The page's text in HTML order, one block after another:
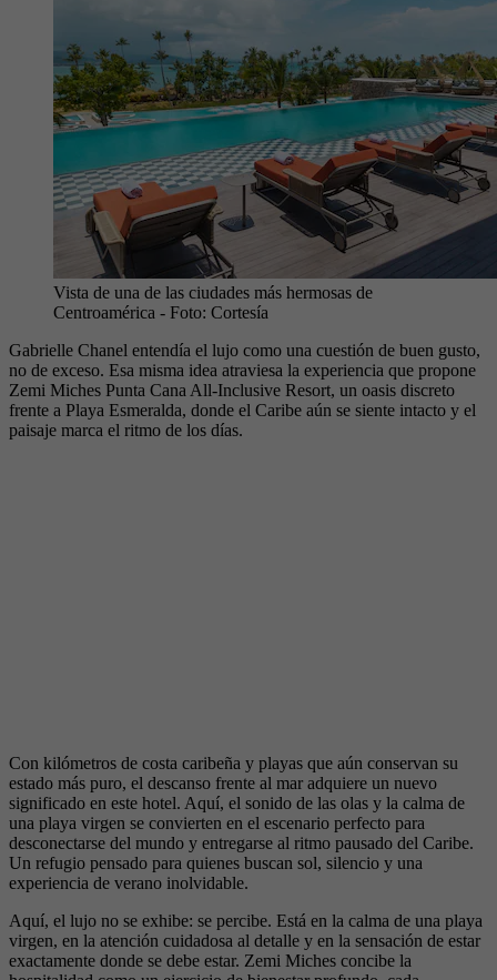
Vista de una de las ciudades más hermosas de
Centroamérica - Foto: Cortesía
Gabrielle Chanel entendía el lujo como una cuestión de buen gusto,
no de exceso. Esa misma idea atraviesa la experiencia que propone
Zemi Miches Punta Cana All-Inclusive Resort, un oasis discreto
frente a Playa Esmeralda, donde el Caribe aún se siente intacto y el
paisaje marca el ritmo de los días.
Con kilómetros de costa caribeña y playas que aún conservan su
estado más puro, el descanso frente al mar adquiere un nuevo
significado en este hotel. Aquí, el sonido de las olas y la calma de
una playa virgen se convierten en el escenario perfecto para
desconectarse del mundo y entregarse al ritmo pausado del Caribe.
Un refugio pensado para quienes buscan sol, silencio y una
experiencia de verano inolvidable.
Aquí, el lujo no se exhibe: se percibe. Está en la calma de una playa
virgen, en la atención cuidadosa al detalle y en la sensación de estar
exactamente donde se debe estar. Zemi Miches concibe la